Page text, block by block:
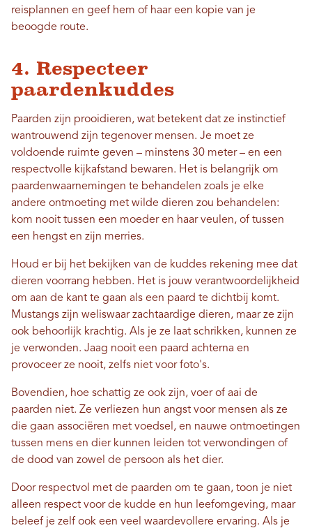
reisplannen en geef hem of haar een kopie van je
beoogde route.
4. Respecteer
paardenkuddes
Paarden zijn prooidieren, wat betekent dat ze instinctief
wantrouwend zijn tegenover mensen. Je moet ze
voldoende ruimte geven – minstens 30 meter – en een
respectvolle kijkafstand bewaren. Het is belangrijk om
paardenwaarnemingen te behandelen zoals je elke
andere ontmoeting met wilde dieren zou behandelen:
kom nooit tussen een moeder en haar veulen, of tussen
een hengst en zijn merries.
Houd er bij het bekijken van de kuddes rekening mee dat
dieren voorrang hebben. Het is jouw verantwoordelijkheid
om aan de kant te gaan als een paard te dichtbij komt.
Mustangs zijn weliswaar zachtaardige dieren, maar ze zijn
ook behoorlijk krachtig. Als je ze laat schrikken, kunnen ze
je verwonden. Jaag nooit een paard achterna en
provoceer ze nooit, zelfs niet voor foto's.
Bovendien, hoe schattig ze ook zijn, voer of aai de
paarden niet. Ze verliezen hun angst voor mensen als ze
die gaan associëren met voedsel, en nauwe ontmoetingen
tussen mens en dier kunnen leiden tot verwondingen of
de dood van zowel de persoon als het dier.
Door respectvol met de paarden om te gaan, toon je niet
alleen respect voor de kudde en hun leefomgeving, maar
beleef je zelf ook een veel waardevollere ervaring. Als je